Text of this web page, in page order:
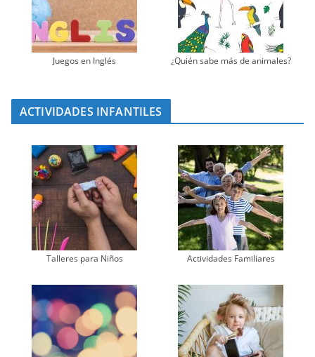
Juegos en Inglés ¿Quién sabe más de animales?
ACTIVIDADES INFANTILES
Talleres para Niños Actividades Familiares